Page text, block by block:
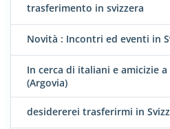
trasferimento in svizzera
Novità : Incontri ed eventi in
In cerca di italiani e amicizie
(Argovia)
desidererei trasferirmi in